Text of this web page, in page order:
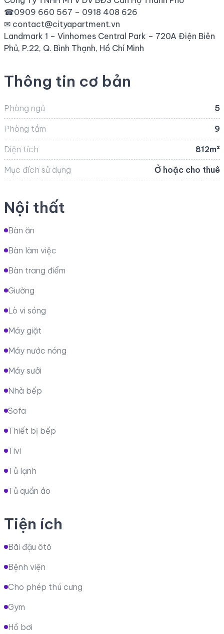
☎0909 660 567 – 0918 408 626
✉ contact@cityapartment.vn
Landmark 1 – Vinhomes Central Park – 720A Điện Biên
Phủ, P.22, Q. Bình Thạnh, Hồ Chí Minh
Thông tin cơ bản
Phòng ngủ 5
Phòng tắm 9
Diện tích 812m²
Mục đích sử dụng Ở hoặc cho thuê
Nội thất
Bàn ăn
Bàn làm việc
Bàn trang điểm
Giường
Lò vi sóng
Máy giặt
Máy nước nóng
Máy sưởi
Nhà bếp
Sofa
Thiết bị bếp
Tivi
Tủ lạnh
Tủ quần áo
Tiện ích
Bãi đậu ôtô
Bệnh viện
Cho phép thú cưng
Gym
Hồ bơi